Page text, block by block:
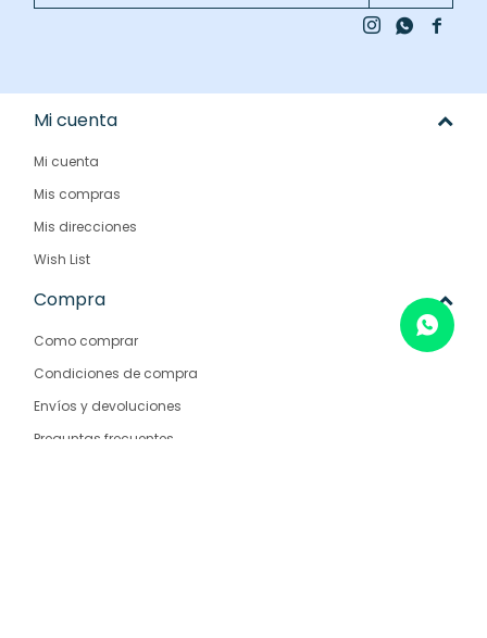

 
Mi cuenta
Mi cuenta
Mis compras
Mis direcciones
Wish List
Compra
Como comprar
Condiciones de compra
Envíos y devoluciones
Preguntas frecuentes